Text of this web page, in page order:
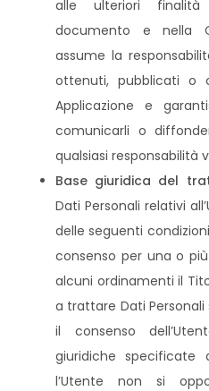
alle ulteriori
documento e nella
assume la
ottenuti, pubblicati o
Applicazione e
comunicarli o
qualsiasi responsabilità
Base giuridica del
Dati Personali relativi
delle seguenti
consenso per una o
alcuni ordinamenti il
a trattare Dati
il consenso
giuridiche
l’Utente non si